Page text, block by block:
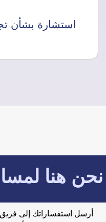
استشارة بشأن
نحن هنا
أرسل استفساراتك إلى